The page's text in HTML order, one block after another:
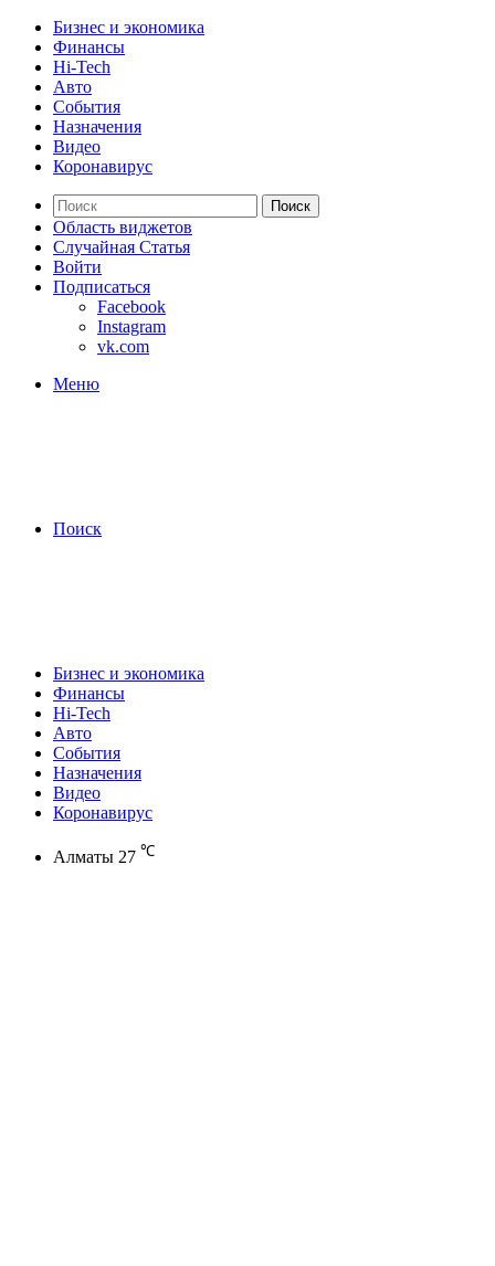
Бизнес и экономика
Финансы
Hi-Tech
Авто
События
Назначения
Видео
Коронавирус
Поиск
Область виджетов
Случайная Статья
Войти
Подписаться
Facebook
Instagram
vk.com
Меню
Поиск
Бизнес и экономика
Финансы
Hi-Tech
Авто
События
Назначения
Видео
Коронавирус
Алматы 27 ℃